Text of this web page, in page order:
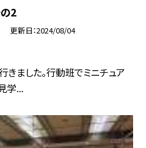
2
更新日 2024/08/04
きました。行動班でミニチュア
学...